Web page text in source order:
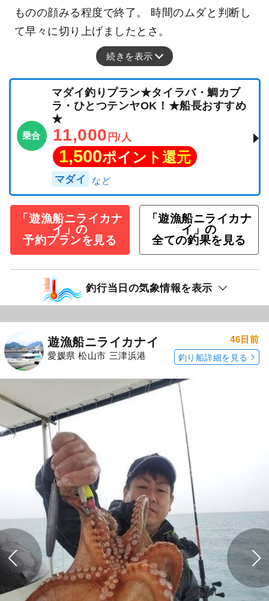
ものの顔みる程度で終了。 時間のムダと判断し
て早々に切り上げましたとさ。
続きを表示
乗合
マダイ釣りプラン★タイラバ・鯛カブ
ラ・ひとつテンヤOK！★船長おすすめ
★
11,000 円/人
1,500ポイント還元
マダイ
「遊漁船ニライカナ
イ」の
予約プランを見る
「遊漁船ニライカナ
イ」の
全ての釣果を見る
釣行当日の気象情報を表示
遊漁船ニライカナイ
愛媛県 松山市 三津浜港
46日前
釣り船詳細を見る